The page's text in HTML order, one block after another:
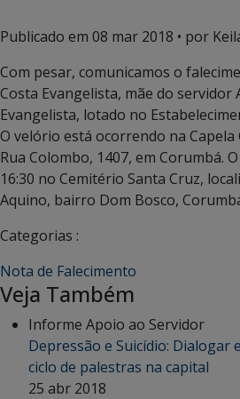
Publicado em 08 mar 2018 • por
Com pesar, comunicamos o
Costa Evangelista, mãe do servidor
Evangelista, lotado no
O velório está ocorrendo na Capela
Rua Colombo, 1407, em Corumbá.
16:30 no Cemitério Santa Cruz,
Aquino, bairro Dom Bosco,
Categorias :
Nota de Falecimento
Veja Também
Informe Apoio ao Servidor
Depressão e Suicídio: Dialogar
ciclo de palestras na capital
25 abr 2018